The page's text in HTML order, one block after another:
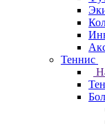
Теннис